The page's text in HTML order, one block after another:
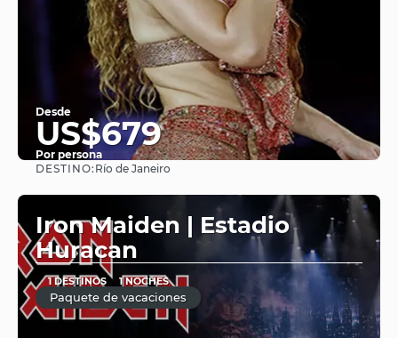
Desde
US$679
Por persona
DESTINO: Río de Janeiro
Iron Maiden | Estadio
Huracan
1 DESTINOS 1 NOCHES
Paquete de vacaciones